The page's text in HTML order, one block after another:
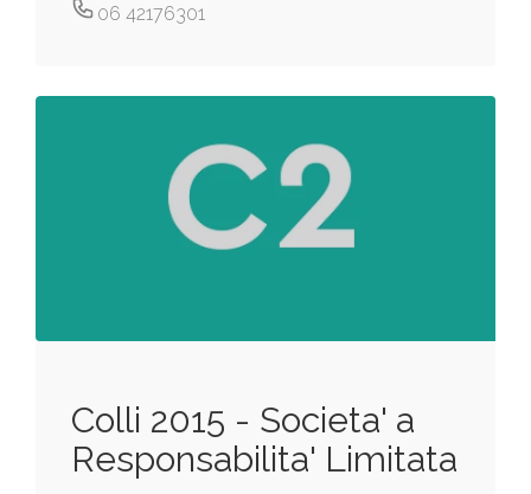
06 42176301
Colli 2015 - Societa' a
Responsabilita' Limitata